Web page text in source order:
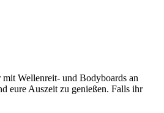
Wellenreit- und Bodyboards an
eure Auszeit zu genießen. Falls ihr